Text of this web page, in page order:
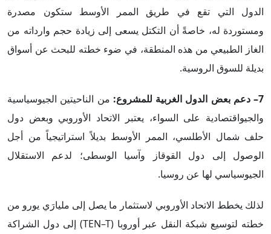
الدول التي تقع في طريق الممر الأوسط ستكون مصدرة
ومستوردة له، خاصةً أن التكتل يسعى إلى زيادة حجم وارداته من
الغاز الطبيعي من هذه المنطقة، في ضوء خطته للبحث عن أسواق
بديلة للسوق الروسية.
7– دعم بعض الدول الغربية للمشروع:
من الناحيتين الجيوسياسية
والجيواقتصادية على السواء، يعتبر الاتحاد الأوروبي وبعض دول
حلف شمال الأطلسي، الممر الأوسط بديلاً استراتيجياً من أجل
الوصول إلى دول القوقاز وآسيا الوسطى؛ لدعم الاستقلال
الجيوسياسي لها عن روسيا.
لذلك يخطط الاتحاد الأوروبي لاستثمار ما يصل إلى مليارَي يورو من
خطته لتوسيع شبكة النقل عبر أوروبا (TEN–T) إلى دول الشراكة